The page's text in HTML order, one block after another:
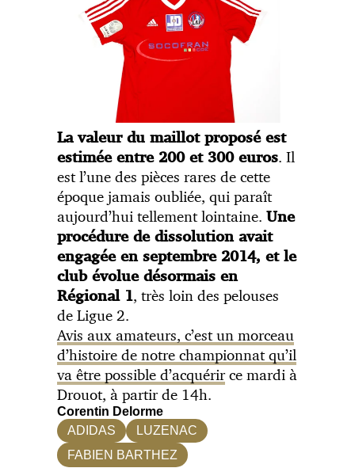
La valeur du maillot proposé est
estimée entre 200 et 300 euros. Il
est l’une des pièces rares de cette
époque jamais oubliée, qui paraît
aujourd’hui tellement lointaine.Une
procédure de dissolution avait
engagée en septembre 2014, et le
club évolue désormais en
Régional 1, très loin des pelouses
de Ligue 2.
Avis aux amateurs, c’est un morceau
d’histoire de notre championnat qu’il
va être possible d’acquérirce mardi à
Drouot, à partir de 14h.
Corentin Delorme
ADIDAS
LUZENAC
FABIEN BARTHEZ